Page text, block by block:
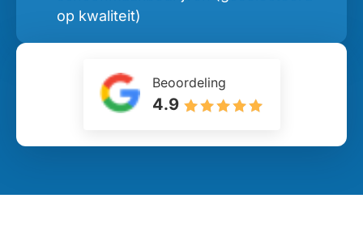
op kwaliteit)
Beoordeling
4.9